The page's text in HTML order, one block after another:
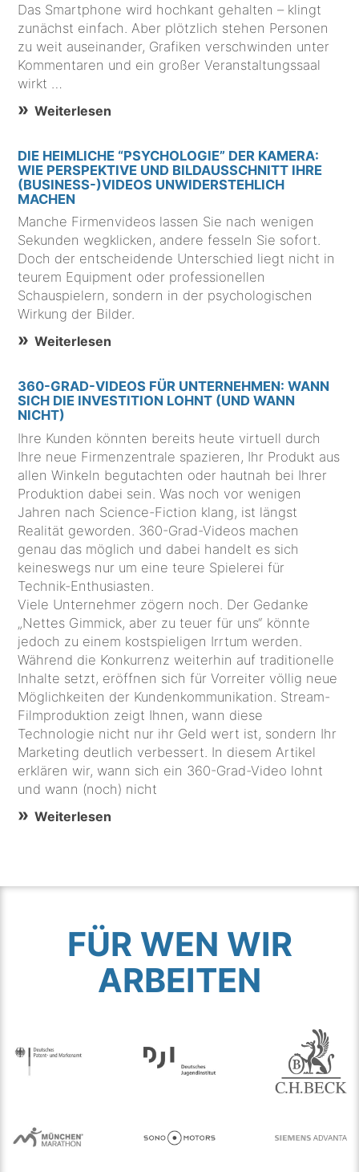
Das Smartphone wird hochkant gehalten – klingt
zunächst einfach. Aber plötzlich stehen Personen
zu weit auseinander, Grafiken verschwinden unter
Kommentaren und ein großer Veranstaltungssaal
wirkt …
Weiterlesen
DIE HEIMLICHE “PSYCHOLOGIE” DER KAMERA:
WIE PERSPEKTIVE UND BILDAUSSCHNITT IHRE
(BUSINESS-)VIDEOS UNWIDERSTEHLICH
MACHEN
Manche Firmenvideos lassen Sie nach wenigen
Sekunden wegklicken, andere fesseln Sie sofort.
Doch der entscheidende Unterschied liegt nicht in
teurem Equipment oder professionellen
Schauspielern, sondern in der psychologischen
Wirkung der Bilder.
Weiterlesen
360-GRAD-VIDEOS FÜR UNTERNEHMEN: WANN
SICH DIE INVESTITION LOHNT (UND WANN
NICHT)
Ihre Kunden könnten bereits heute virtuell durch
Ihre neue Firmenzentrale spazieren, Ihr Produkt aus
allen Winkeln begutachten oder hautnah bei Ihrer
Produktion dabei sein. Was noch vor wenigen
Jahren nach Science-Fiction klang, ist längst
Realität geworden. 360-Grad-Videos machen
genau das möglich und dabei handelt es sich
keineswegs nur um eine teure Spielerei für
Technik-Enthusiasten.
Viele Unternehmer zögern noch. Der Gedanke
„Nettes Gimmick, aber zu teuer für uns“ könnte
jedoch zu einem kostspieligen Irrtum werden.
Während die Konkurrenz weiterhin auf traditionelle
Inhalte setzt, eröffnen sich für Vorreiter völlig neue
Möglichkeiten der Kundenkommunikation. Stream-
Filmproduktion zeigt Ihnen, wann diese
Technologie nicht nur ihr Geld wert ist, sondern Ihr
Marketing deutlich verbessert. In diesem Artikel
erklären wir, wann sich ein 360-Grad-Video lohnt
und wann (noch) nicht
Weiterlesen
FÜR WEN WIR
ARBEITEN